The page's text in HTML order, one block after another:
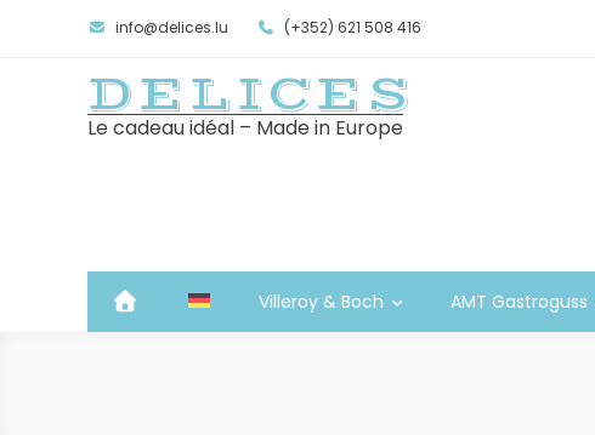
info@delices.lu (+352) 621 508 416
DELICES
Le cadeau idéal – Made in Europe
Villeroy & Boch AMT Gastroguss